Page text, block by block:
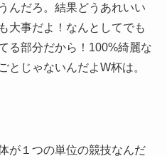
んだろ。結果どうあれいい
大事だよ！なんとしてでも
る部分だから！100%綺麗な
とじゃないんだよW杯は。
が１つの単位の競技なんだ